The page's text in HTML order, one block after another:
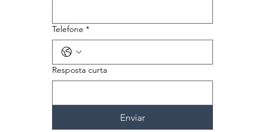
Telefone *
Resposta curta
Enviar